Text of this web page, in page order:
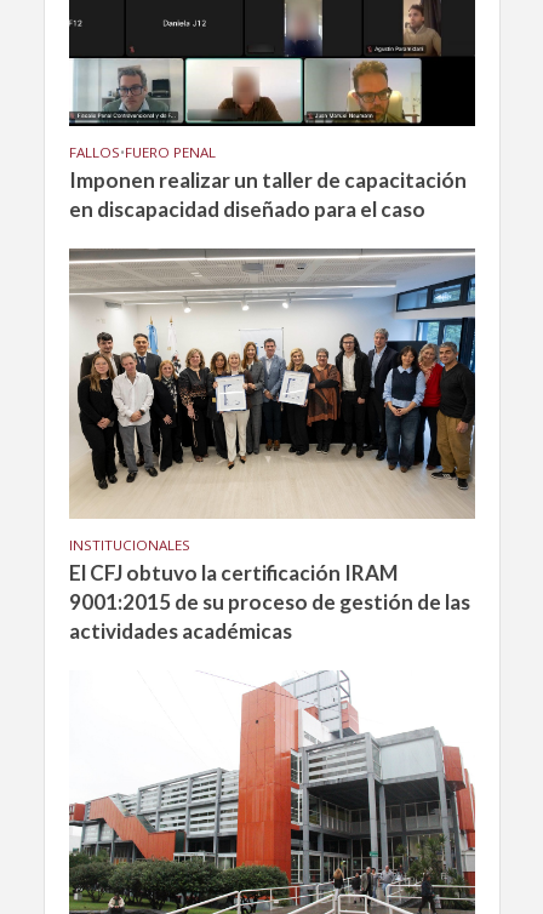
FALLOS•FUERO PENAL
Imponen realizar un taller de capacitación
en discapacidad diseñado para el caso
INSTITUCIONALES
El CFJ obtuvo la certificación IRAM
9001:2015 de su proceso de gestión de las
actividades académicas